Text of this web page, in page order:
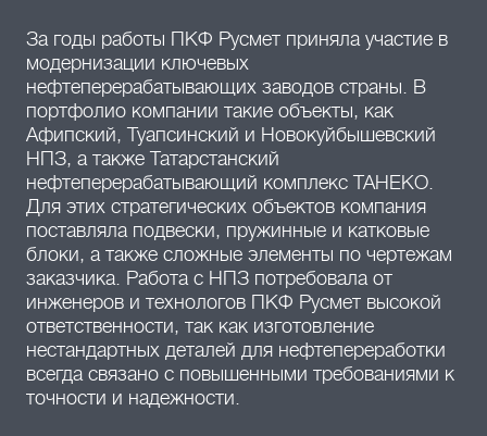
За годы работы ПКФ Русмет приняла участие в
модернизации ключевых
нефтеперерабатывающих заводов страны. В
портфолио компании такие объекты, как
Афипский, Туапсинский и Новокуйбышевский
НПЗ, а также Татарстанский
нефтеперерабатывающий комплекс ТАНЕКО.
Для этих стратегических объектов компания
поставляла подвески, пружинные и катковые
блоки, а также сложные элементы по чертежам
заказчика. Работа с НПЗ потребовала от
инженеров и технологов ПКФ Русмет высокой
ответственности, так как изготовление
нестандартных деталей для нефтепереработки
всегда связано с повышенными требованиями к
точности и надежности.